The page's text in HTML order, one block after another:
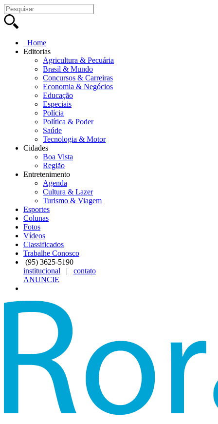
Home
Editorias
Agricultura & Pecuária
Brasil & Mundo
Concursos & Carreiras
Economia & Negócios
Educação
Especiais
Polícia
Política & Poder
Saúde
Tecnologia & Motor
Cidades
Boa Vista
Região
Entretenimento
Agenda
Cultura & Lazer
Turismo & Viagem
Esportes
Colunas
Fotos
Vídeos
Classificados
Trabalhe Conosco
(95) 3625-5190
institucional | contato
ANUNCIE